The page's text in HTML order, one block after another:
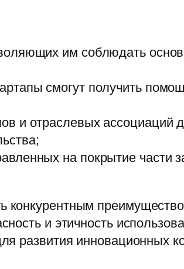
им соблюдать
смогут получить
и отраслевых ассоциаций
на покрытие части
конкурентным
и этичность
развития инновационных